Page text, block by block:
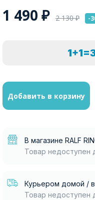
1 490 ₽ 2 130₽ -
Добавить в корзину
В магазине RALF
Товар недоступен
Курьером домой /
Товар недоступен